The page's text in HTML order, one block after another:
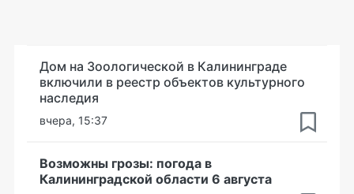
Дом на Зоологической в Калининграде
включили в реестр объектов культурного
наследия
вчера, 15:37
Возможны грозы: погода в
Калининградской области 6 августа